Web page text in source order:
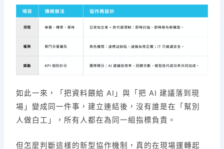
如此一來，「把資料餵給 AI」與「把 AI 建議落到現
場」變成同一件事，建立連結後，沒有誰是在「幫別
人做白工」，所有人都在為同一組指標負責。
但怎麼判斷這樣的新型協作機制，真的在現場運轉起